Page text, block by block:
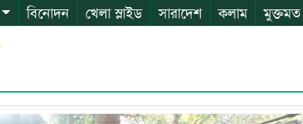
বিনোদন খেলা স্লাইড সারাদেশ কলাম মুক্তমত